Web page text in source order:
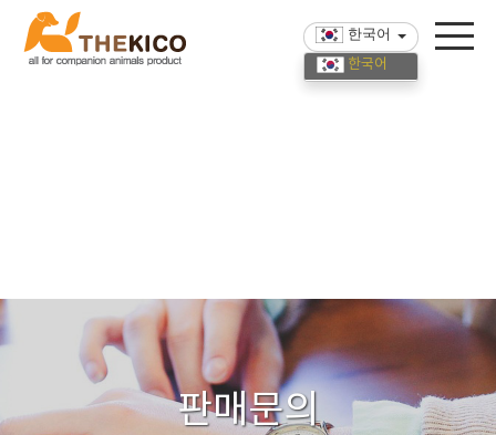
한국어
한국어
판매문의